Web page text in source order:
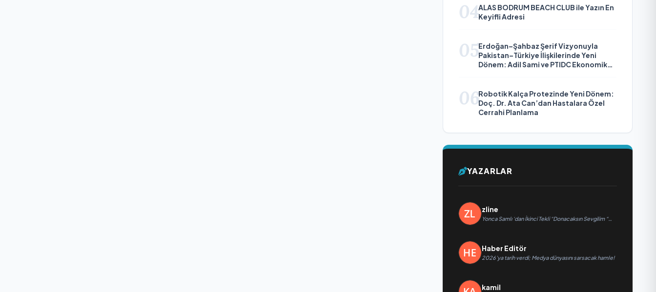
04ALAS BODRUM BEACH CLUB ile Yazın En
Keyifli Adresi
05Erdoğan–Şahbaz Şerif Vizyonuyla
Pakistan–Türkiye İlişkilerinde Yeni
Dönem: Adil Sami ve PTIDC Ekonomik
06Robotik Kalça Protezinde Yeni Dönem:
Doç. Dr. Ata Can’dan Hastalara Özel
Cerrahi Planlama
YAZARLAR
zline
Yonca Samlı ‘dan İkinci Tekli “Donacaksın Sevgilim “
Haber Editör
2026’ya tarih verdi; Medya dünyasını sarsacak hamle!
kamil